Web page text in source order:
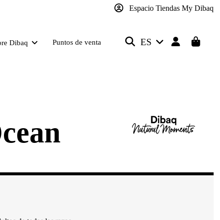
Espacio Tiendas My Dibaq
Dibaq Puntos de venta ES